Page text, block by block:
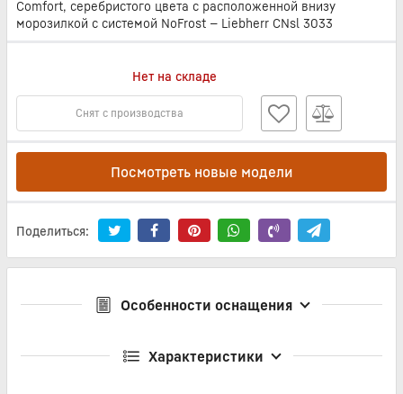
Comfort, серебристого цвета с расположенной внизу
морозилкой с системой NoFrost — Liebherr CNsl 3033
Нет на складе
Снят с производства
Посмотреть новые модели
Поделиться:
Особенности оснащения
Характеристики